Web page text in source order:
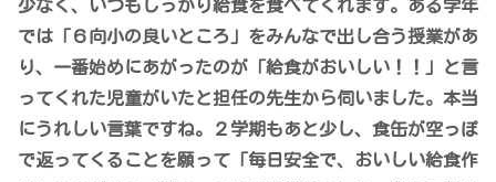
少なく、いつもしっかり給食を食べてくれます。ある学年
では「６向小の良いところ」をみんなで出し合う授業があ
り、一番始めにあがったのが「給食がおいしい！！」と言
ってくれた児童がいたと担任の先生から伺いました。本当
にうれしい言葉ですね。２学期もあと少し、食缶が空っぽ
で返ってくることを願って「毎日安全で、おいしい給食作